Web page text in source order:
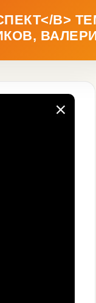
B>